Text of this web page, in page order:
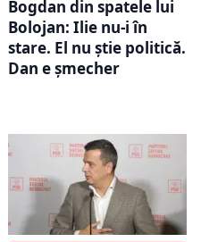
Bogdan din spatele lui
Bolojan: Ilie nu-i în
stare. El nu știe politică.
Dan e șmecher